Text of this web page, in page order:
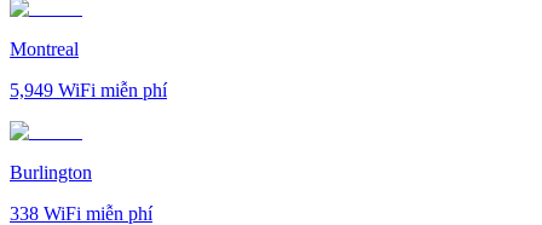
Montreal
5,949 WiFi miễn phí
Burlington
338 WiFi miễn phí